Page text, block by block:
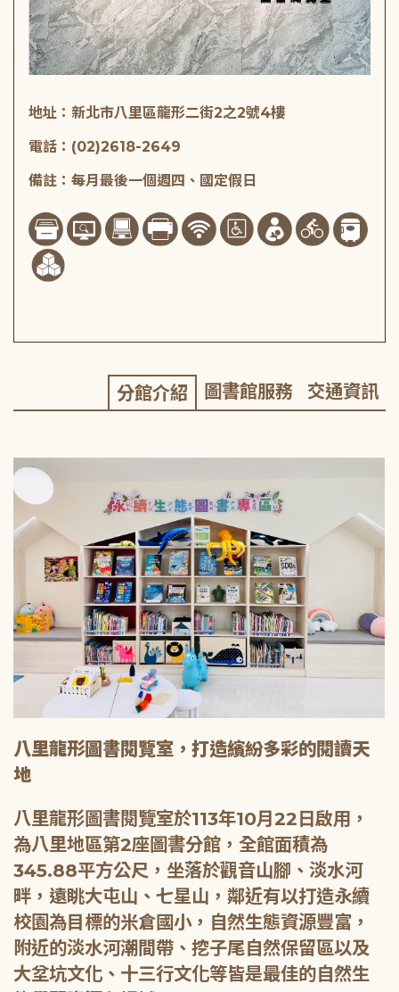
地址：新北市八里區龍形二街2之2號4樓
電話：(02)2618-2649
備註：每月最後一個週四、國定假日
分館介紹 圖書館服務 交通資訊
八里龍形圖書閱覽室，打造繽紛多彩的閱讀天
地
八里龍形圖書閱覽室於113年10月22日啟用，
為八里地區第2座圖書分館，全館面積為
345.88平方公尺，坐落於觀音山腳、淡水河
畔，遠眺大屯山、七星山，鄰近有以打造永續
校園為目標的米倉國小，自然生態資源豐富，
附近的淡水河潮間帶、挖子尾自然保留區以及
大坌坑文化、十三行文化等皆是最佳的自然生